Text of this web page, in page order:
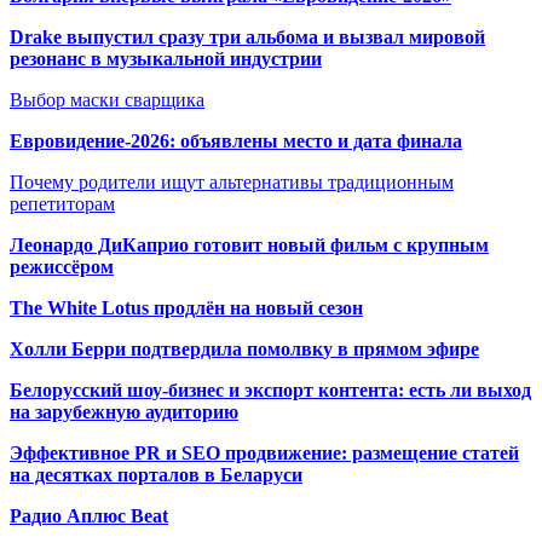
Drake выпустил сразу три альбома и вызвал мировой
резонанс в музыкальной индустрии
Выбор маски сварщика
Евровидение-2026: объявлены место и дата финала
Почему родители ищут альтернативы традиционным
репетиторам
Леонардо ДиКаприо готовит новый фильм с крупным
режиссёром
The White Lotus продлён на новый сезон
Холли Берри подтвердила помолвку в прямом эфире
Белорусский шоу-бизнес и экспорт контента: есть ли выход
на зарубежную аудиторию
Эффективное PR и SEO продвижение: размещение статей
на десятках порталов в Беларуси
Радио Аплюс Beat